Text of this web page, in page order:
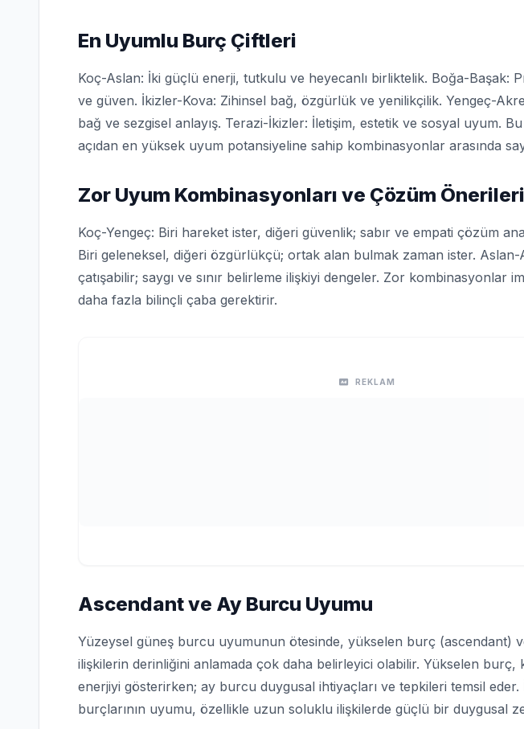
En Uyumlu Burç Çiftleri
Koç-Aslan: İki güçlü enerji, tutkulu ve heyecanlı birliktelik. Boğa-Başak:
ve güven. İkizler-Kova: Zihinsel bağ, özgürlük ve yenilikçilik. Yengeç-
bağ ve sezgisel anlayış. Terazi-İkizler: İletişim, estetik ve sosyal uyum.
açıdan en yüksek uyum potansiyeline sahip kombinasyonlar arasında
Zor Uyum Kombinasyonları ve Çözüm Önerileri
Koç-Yengeç: Biri hareket ister, diğeri güvenlik; sabır ve empati çözüm
Biri geleneksel, diğeri özgürlükçü; ortak alan bulmak zaman ister.
çatışabilir; saygı ve sınır belirleme ilişkiyi dengeler. Zor kombinasyonlar
daha fazla bilinçli çaba gerektirir.
REKLAM
Ascendant ve Ay Burcu Uyumu
Yüzeysel güneş burcu uyumunun ötesinde, yükselen burç (ascendant)
ilişkilerin derinliğini anlamada çok daha belirleyici olabilir. Yükselen burç,
enerjiyi gösterirken; ay burcu duygusal ihtiyaçları ve tepkileri temsil eder.
burçlarının uyumu, özellikle uzun soluklu ilişkilerde güçlü bir duygusal